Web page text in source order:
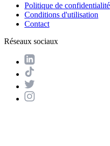
Politique de confidentialité
Conditions d'utilisation
Contact
Réseaux sociaux